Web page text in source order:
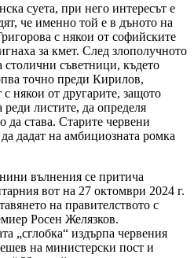
суета, при него интересът е
че именно той е в дъното на
с някои от софийските
за кмет. След злополучното
столични съветници, където
точно преди Кирилов,
някои от другарите, защото
реди листите, да определя
да става. Старите червени
дадат на амбициозната ромка
вълнения се притича
вот на 27 октомври 2024 г.
на правителството с
Росен Желязков.
„сглобка“ издърпа червения
на министерски пост и